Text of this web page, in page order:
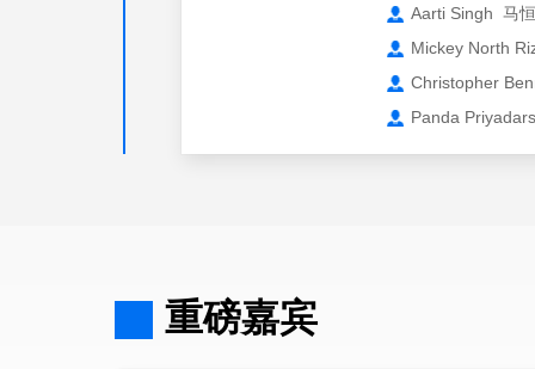
Aarti Singh 马
Mickey North
Christopher
Panda
重磅嘉宾